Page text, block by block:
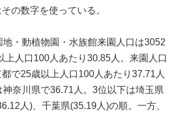
の数字を使っている。
・動植物園・水族館来園人口は3052
上人口100人あたり30.85人。来園人口
で25歳以上人口100人あたり37.71人
奈川県で36.71人。3位以下は埼玉県
人)、千葉県(35.19人)の順。一方、